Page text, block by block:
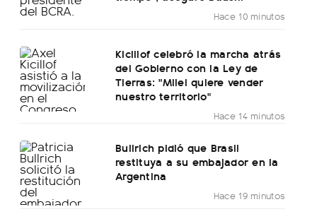
Hace 10 minutos
Kicillof celebró la marcha atrás
del Gobierno con la Ley de
Tierras: "Milei quiere vender
nuestro territorio"
Hace 14 minutos
Bullrich pidió que Brasil
restituya a su embajador en la
Argentina
Hace 19 minutos